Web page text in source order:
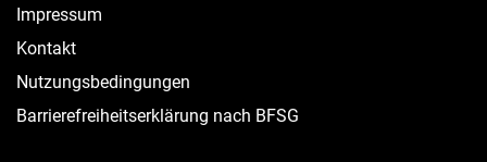
Impressum
Kontakt
Nutzungsbedingungen
Barrierefreiheitserklärung nach BFSG